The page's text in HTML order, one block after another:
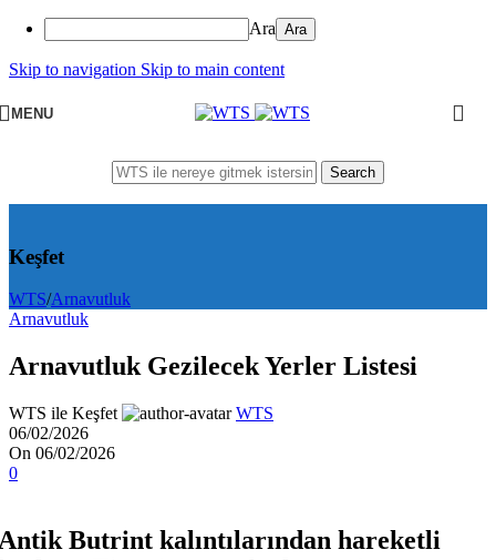
Ara
Skip to navigation Skip to main content
MENU
Search
Keşfet
WTS/Arnavutluk
Arnavutluk
Arnavutluk Gezilecek Yerler Listesi
WTS ile Keşfet
WTS
06/02/2026
On 06/02/2026
0
Butrint kalıntılarından hareketli